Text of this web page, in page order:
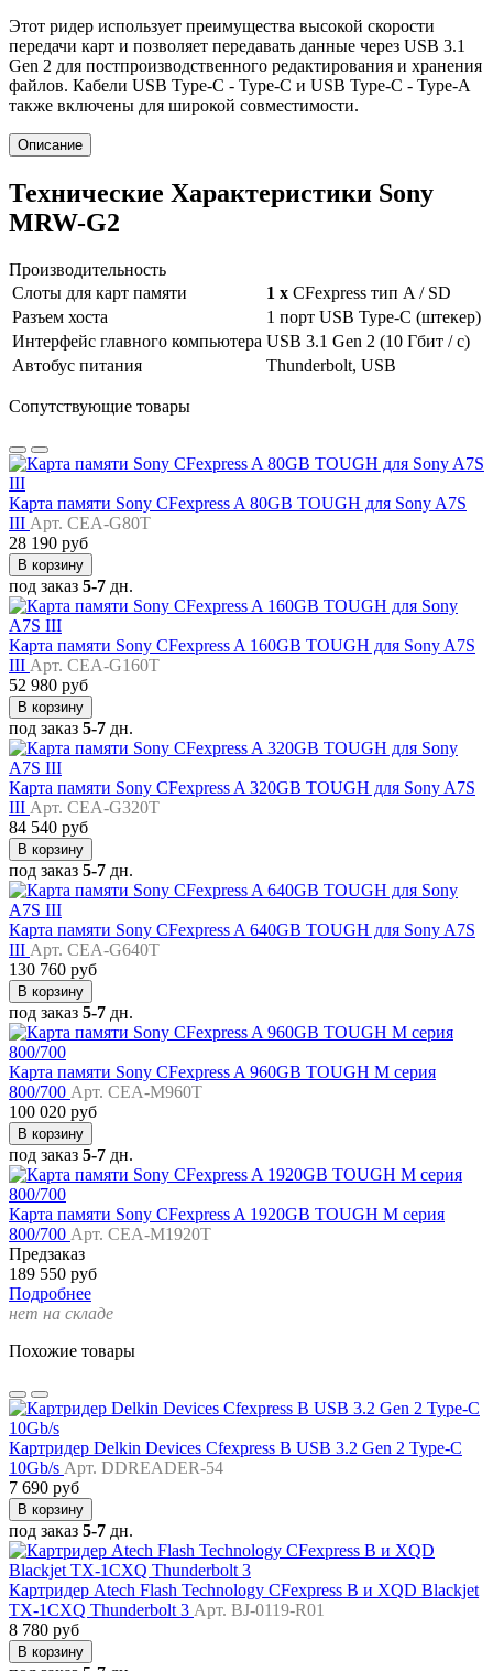
Этот ридер использует преимущества высокой скорости
передачи карт и позволяет передавать данные через USB 3.1
Gen 2 для постпроизводственного редактирования и хранения
файлов. Кабели USB Type-C - Type-C и USB Type-C - Type-A
также включены для широкой совместимости.
Описание
Технические Характеристики Sony
MRW-G2
Производительность
Слоты для карт памяти
1 х CFexpress тип A / SD
Разъем хоста
1 порт USB Type-C (штекер)
Интерфейс главного компьютера USB 3.1 Gen 2 (10 Гбит / с)
Автобус питания
Thunderbolt, USB
Сопутствующие товары
Карта памяти Sony CFexpress A 80GB TOUGH для Sony A7S
III Арт. CEA-G80T
28 190 руб
В корзину
под заказ 5-7 дн.
Карта памяти Sony CFexpress A 160GB TOUGH для Sony A7S
III Арт. CEA-G160T
52 980 руб
В корзину
под заказ 5-7 дн.
Карта памяти Sony CFexpress A 320GB TOUGH для Sony A7S
III Арт. CEA-G320T
84 540 руб
В корзину
под заказ 5-7 дн.
Карта памяти Sony CFexpress A 640GB TOUGH для Sony A7S
III Арт. CEA-G640T
130 760 руб
В корзину
под заказ 5-7 дн.
Карта памяти Sony CFexpress A 960GB TOUGH M серия
800/700 Арт. CEA-M960T
100 020 руб
В корзину
под заказ 5-7 дн.
Карта памяти Sony CFexpress A 1920GB TOUGH M серия
800/700 Арт. CEA-M1920T
Предзаказ
189 550 руб
Подробнее
нет на складе
Похожие товары
Картридер Delkin Devices Cfexpress B USB 3.2 Gen 2 Type-C
10Gb/s Арт. DDREADER-54
7 690 руб
В корзину
под заказ 5-7 дн.
Картридер Atech Flash Technology CFexpress B и XQD Blackjet
TX-1CXQ Thunderbolt 3 Арт. BJ-0119-R01
8 780 руб
В корзину